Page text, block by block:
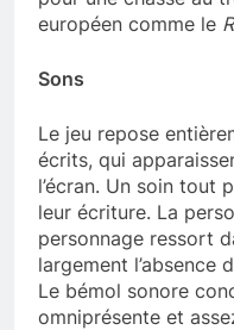
européen comme le
Sons
Le jeu repose
écrits, qui
l’écran. Un soin tout
leur écriture. La
personnage ressort
largement l’absence
Le bémol sonore
omniprésente et